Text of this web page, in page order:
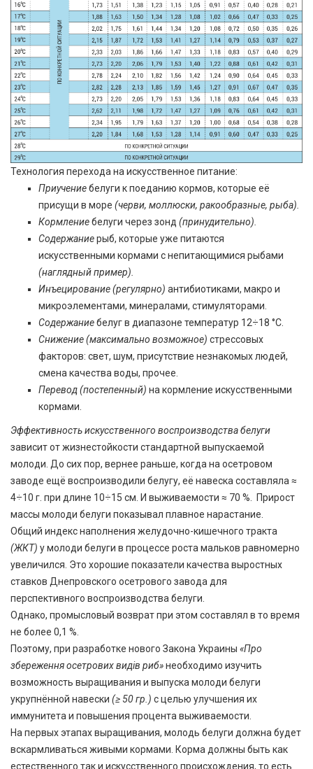
Технология перехода на искусственное питание:
Приучениебелуги к поеданию кормов, которые её
присущи в море (черви, моллюски, ракообразные, рыба).
Кормлениебелуги через зонд (принудительно).
Содержаниерыб, которые уже питаются
искусственными кормами с непитающимися рыбами
(наглядный пример).
Инъецирование (регулярно) антибиотиками, макро и
микроэлементами, минералами, стимуляторами.
Содержаниебелуг в диапазоне температур 12÷18 °С.
Снижение (максимально возможное) стрессовых
факторов: свет, шум, присутствие незнакомых людей,
смена качества воды, прочее.
Перевод (постепенный) на кормление искусственными
кормами.
Эффективность искусственного воспроизводствабелуги
зависит от жизнестойкости стандартной выпускаемой
молоди. До сих пор, вернее раньше, когда на осетровом
заводе ещё воспроизводили белугу, её навеска составляла ≈
4÷10 г. при длине 10÷15 см. И выживаемости ≈ 70 %. Прирост
массы молоди белуги показывал плавное нарастание.
Общий индекс наполнения желудочно-кишечного тракта
(ЖКТ) у молоди белуги в процессе роста мальков равномерно
увеличился. Это хорошие показатели качества выростных
ставков Днепровского осетрового завода для
перспективного воспроизводства белуги.
Однако, промысловый возврат при этом составлял в то время
не более 0,1 %.
Поэтому, при разработке нового Закона Украины «Про
збереження осетрових видів риб»необходимо изучить
возможность выращивания и выпуска молоди белуги
укрупнённой навески (≥ 50 гр.) с целью улучшения их
иммунитета и повышения процента выживаемости.
На первых этапах выращивания, молодь белуги должна будет
вскармливаться живыми кормами. Корма должны быть как
естественного так и искусственного происхождения, то есть